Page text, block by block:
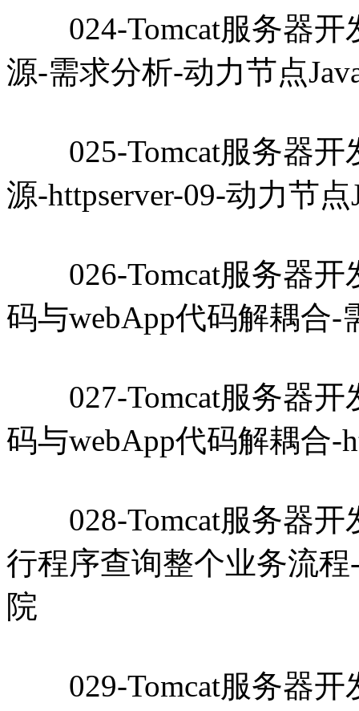
024-Tomcat服务器开
源-需求分析-动力节点
025-Tomcat服务器开
源-httpserver-09-动力节点
026-Tomcat服务器开
码与webApp代码解耦合-
027-Tomcat服务器开
码与webApp代码解耦合-
028-Tomcat服务器开
行程序查询整个业务流程
院
029-Tomcat服务器开